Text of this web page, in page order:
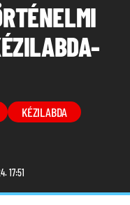
KÉZILABDA
17:51